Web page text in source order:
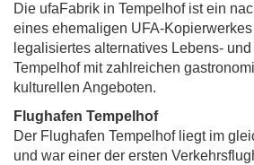
Die ufaFabrik in Tempelhof ist ein
eines ehemaligen UFA-
legalisiertes alternatives Lebens-
Tempelhof mit zahlreichen
kulturellen Angeboten.
Flughafen Tempelhof
Der Flughafen Tempelhof liegt im
und war einer der ersten